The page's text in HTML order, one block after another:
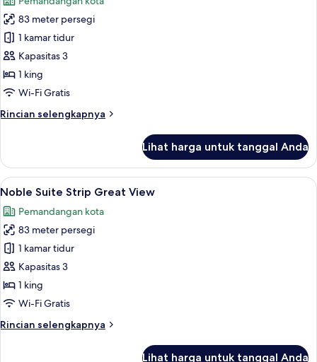
foto
untuk
Noble
Suite
Strip
Best
83 meter persegi
1 kamar tidur
Kapasitas 3
1 king
Wi-Fi Gratis
Rincian selengkapnya
Rincian
Noble
Suite
Strip
View
Lihat harga untuk tanggal Anda
Lihat
semua
foto
untuk
Noble
Suite
Strip
Great
Seprai katun Mesir, seprai premium,
5
Noble Suite Strip Great View
Pemandangan kota
83 meter persegi
1 kamar tidur
Kapasitas 3
1 king
Wi-Fi Gratis
Rincian selengkapnya
Rincian
Lihat harga untuk tanggal Anda